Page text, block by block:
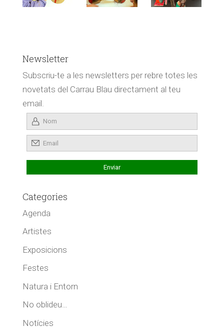
Newsletter
Subscriu-te a les newsletters per rebre totes les
novetats del Carrau Blau directament al teu
email.
Categories
Agenda
Artistes
Exposicions
Festes
Natura i Entorn
No oblideu…
Notícies